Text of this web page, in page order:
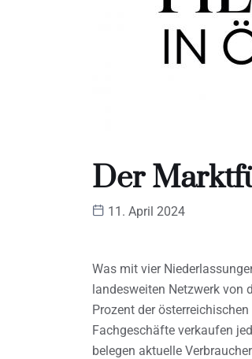
Der
11. April 2024
Was mit vier
landesweiten Netzwerk von
Prozent der
Fachgeschäfte verkaufen
belegen aktuelle